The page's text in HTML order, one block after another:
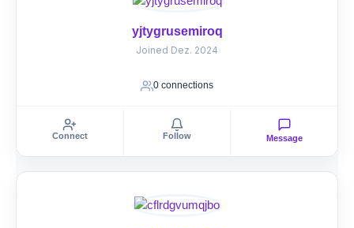
yjtygrusemiroq
Joined Dez. 2024
0 connections
Connect Follow Message